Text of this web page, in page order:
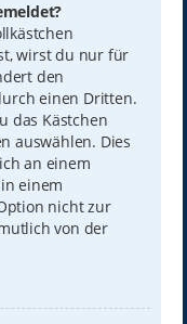
wirst du nur für
den
einen Dritten.
das Kästchen
auswählen. Dies
an einem
einem
nicht zur
von der